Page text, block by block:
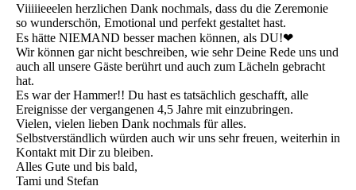
Viiiiieeelen herzlichen Dank nochmals, dass du die Zeremonie
so wunderschön, Emotional und perfekt gestaltet hast.
Es hätte NIEMAND besser machen können, als DU!❤
Wir können gar nicht beschreiben, wie sehr Deine Rede uns und
auch all unsere Gäste berührt und auch zum Lächeln gebracht
hat.
Es war der Hammer!! Du hast es tatsächlich geschafft, alle
Ereignisse der vergangenen 4,5 Jahre mit einzubringen.
Vielen, vielen lieben Dank nochmals für alles.
Selbstverständlich würden auch wir uns sehr freuen, weiterhin in
Kontakt mit Dir zu bleiben.
Alles Gute und bis bald,
Tami und Stefan